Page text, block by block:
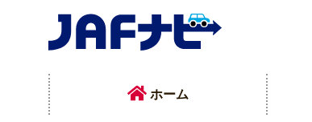
ホーム